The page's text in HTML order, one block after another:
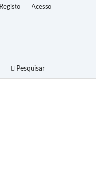
Pesquisar
Registo Acesso